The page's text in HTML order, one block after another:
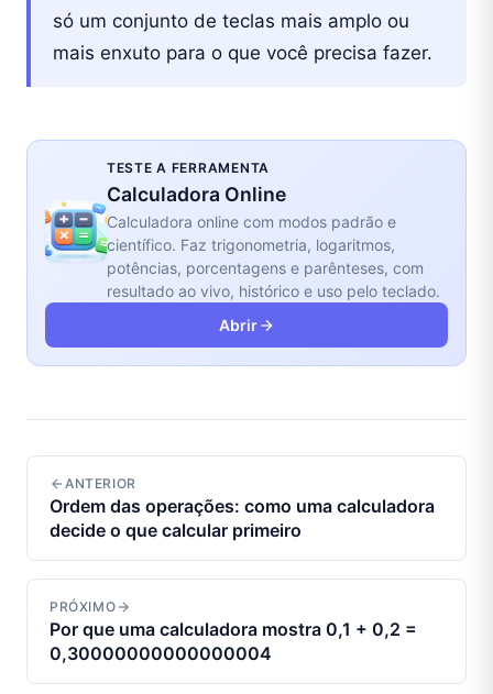
só um conjunto de teclas mais amplo ou
mais enxuto para o que você precisa fazer.
TESTE A FERRAMENTA
Calculadora Online
Calculadora online com modos padrão e
científico. Faz trigonometria, logaritmos,
potências, porcentagens e parênteses, com
resultado ao vivo, histórico e uso pelo teclado.
Abrir
ANTERIOR
Ordem das operações: como uma calculadora
decide o que calcular primeiro
PRÓXIMO
Por que uma calculadora mostra 0,1 + 0,2 =
0,30000000000000004